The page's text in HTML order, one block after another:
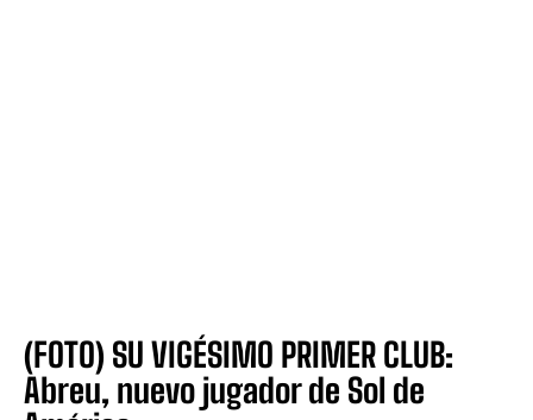
(FOTO) SU VIGÉSIMO PRIMER CLUB:
Abreu, nuevo jugador de Sol de